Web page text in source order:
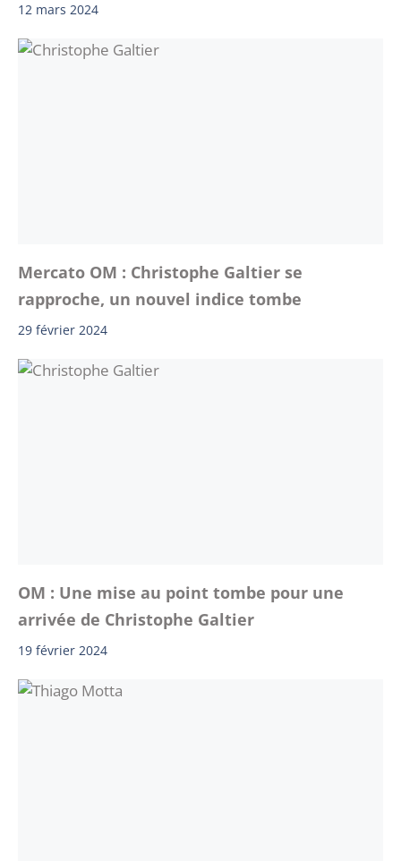
12 mars 2024
Mercato OM : Christophe Galtier se
rapproche, un nouvel indice tombe
29 février 2024
OM : Une mise au point tombe pour une
arrivée de Christophe Galtier
19 février 2024